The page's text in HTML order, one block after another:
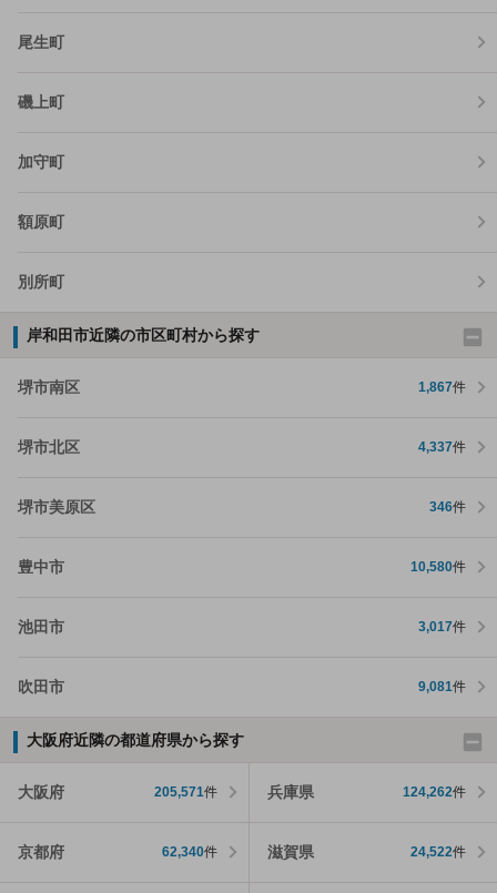
尾生町
磯上町
加守町
額原町
別所町
岸和田市近隣の市区町村から探す
堺市南区 1,867件
堺市北区 4,337件
堺市美原区 346件
豊中市 10,580件
池田市 3,017件
吹田市 9,081件
大阪府近隣の都道府県から探す
大阪府 205,571件 兵庫県 124,262件
京都府 62,340件 滋賀県 24,522件